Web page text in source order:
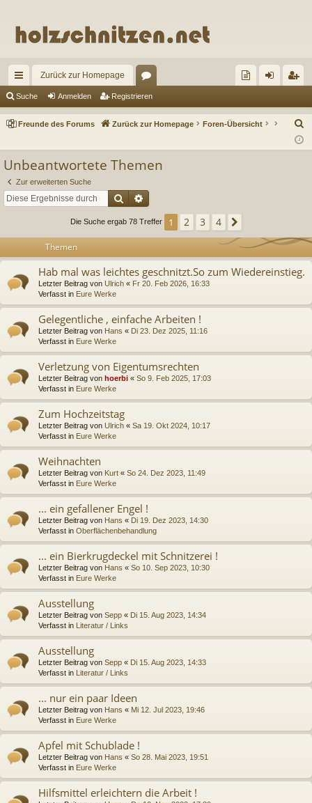
ch
ne
ug
riff
Zurück zur Homepage
or
en un
s
m ist
rie
Suche Anmelden Registrieren
Freunde des Forums Zurück zur Homepage Foren-Übersicht
Unbeantwortete Themen
Zur erweiterten Suche
Suche
Die Suche ergab 78 Treffer 1 2 3 4
Themen
Hab mal was leichtes geschnitzt.So zum Wiedereinstieg.
Letzter Beitrag von Ulrich « Fr 20. Feb 2026, 16:33
Verfasst in Eure Werke
Gelegentliche , einfache Arbeiten !
Letzter Beitrag von Hans « Di 23. Dez 2025, 11:16
Verfasst in Eure Werke
Verletzung von Eigentumsrechten
Letzter Beitrag von hoerbi « So 9. Feb 2025, 17:03
Verfasst in Eure Werke
Zum Hochzeitstag
Letzter Beitrag von Ulrich « Sa 19. Okt 2024, 10:17
Verfasst in Eure Werke
Weihnachten
Letzter Beitrag von Kurt « So 24. Dez 2023, 11:49
Verfasst in Eure Werke
... ein gefallener Engel !
Letzter Beitrag von Hans « Di 19. Dez 2023, 14:30
Verfasst in Oberflächenbehandlung
... ein Bierkrugdeckel mit Schnitzerei !
Letzter Beitrag von Hans « So 10. Sep 2023, 10:30
Verfasst in Eure Werke
Ausstellung
Letzter Beitrag von Sepp « Di 15. Aug 2023, 14:34
Verfasst in
Literatur / Links
Ausstellung
Letzter Beitrag von Sepp « Di 15. Aug 2023, 14:33
Verfasst in
Literatur / Links
... nur ein paar Ideen
Letzter Beitrag von Hans « Mi 12. Jul 2023, 19:46
Verfasst in Eure Werke
Apfel mit Schublade !
Letzter Beitrag von Hans « So 28. Mai 2023, 19:51
Verfasst in Eure Werke
Hilfsmittel erleichtern die Arbeit !